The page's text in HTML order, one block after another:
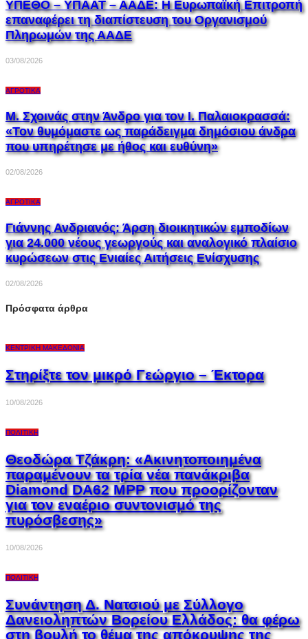
ΥΠΕΘΟ – ΥΠΑΑΤ – ΑΑΔΕ: H Ευρωπαϊκή Επιτροπή
επαναφέρει τη διαπίστευση του Οργανισμού
Πληρωμών της ΑΑΔΕ
03/08/2026
ΑΓΡΟΤΙΚΆ
Μ. Σχοινάς στην Άνδρο για τον Ι. Παλαιοκρασσά:
«Τον θυμόμαστε ως παράδειγμα δημόσιου άνδρα
που υπηρέτησε με ήθος και ευθύνη»
02/08/2026
ΑΓΡΟΤΙΚΆ
Γιάννης Ανδριανός: Άρση διοικητικών εμποδίων
για 24.000 νέους γεωργούς και αναλογικό πλαίσιο
κυρώσεων στις Ενιαίες Αιτήσεις Ενίσχυσης
02/08/2026
Πρόσφατα άρθρα
ΚΕΝΤΡΙΚΉ ΜΑΚΕΔΟΝΊΑ
Στηρίξτε τον μικρό Γεώργιο – Έκτορα
10/08/2026
ΠΟΛΙΤΙΚΉ
Θεοδώρα Τζάκρη: «Ακινητοποιημένα
παραμένουν τα τρία νέα πανάκριβα
Diamond DA62 MPP που προορίζονταν
για τον εναέριο συντονισμό της
πυρόσβεσης»
10/08/2026
ΠΟΛΙΤΙΚΉ
Συνάντηση Δ. Νατσιού με Σύλλογο
Δανειοληπτών Βορείου Ελλάδος: θα φέρω
στη βουλή το θέμα της απόκρυψης της